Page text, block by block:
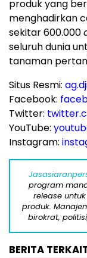
produk yang
menghadirkan
sekitar 600.000
seluruh dunia
tanaman
Situs Resmi:
Facebook:
Twitter:
YouTube:
Instagram:
program
release
produk.
birokrat,
BERITA